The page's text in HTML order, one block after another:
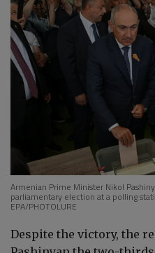
Armenian Prime Minister Nikol
parliamentary election at a polling
EPA/PHOTOLURE
Despite the victory, the